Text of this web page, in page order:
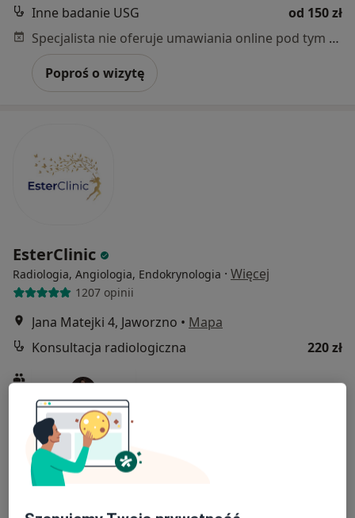
Inne badanie USG
od 150 zł
Specjalista nie oferuje umawiania online pod tym adresem.
Poproś o wizytę
EsterClinic
Radiologia, Angiologia, Endokrynologia · Więcej
1207 opinii
Jana Matejki 4, Jaworzno • Mapa
Konsultacja radiologiczna
220 zł
lek. Magdalena Ryba
radiolog